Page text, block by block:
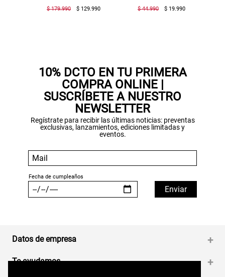
$ 44.990 $ 44.990
10% DCTO EN TU PRIMERA
COMPRA ONLINE |
SUSCRÍBETE A NUESTRO
NEWSLETTER
Regístrate para recibir las últimas noticias: preventas
exclusivas, lanzamientos, ediciones limitadas y
eventos.
Datos de empresa +
Te ayudamos +